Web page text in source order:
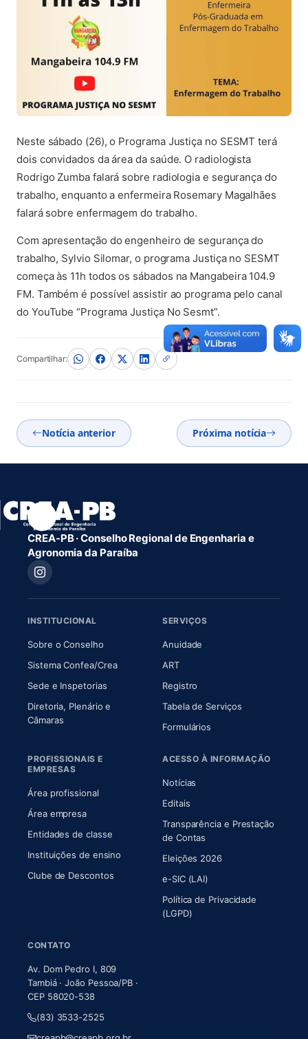
Neste sábado (26), o Programa Justiça no SESMT terá
dois convidados da área da saúde. O radiologista
Rodrigo Zumba falará sobre radiologia e segurança do
trabalho, enquanto a enfermeira Rosemary Magalhães
falará sobre enfermagem do trabalho.
Com apresentação do engenheiro de segurança do
trabalho, Sylvio Silomar, o programa Justiça no SESMT
começa às 11h todos os sábados na Mangabeira 104.9
FM. Também é possível assistir ao programa pelo canal
do YouTube “Programa Justiça No Sesmt”.
Compartilhar:
Notícia anterior Próxima notícia
CREA-PB · Conselho Regional de Engenharia e
Agronomia da Paraíba
INSTITUCIONAL
Sobre o Conselho(abre em nova aba)
Sistema Confea/Crea(abre em nova aba)
Sede e Inspetorias
Diretoria, Plenário e
Câmaras(abre em nova aba)
SERVIÇOS
Anuidade
ART(abre em nova aba)
Registro
Tabela de Serviços
Formulários
PROFISSIONAIS E
EMPRESAS
Área profissional
Área empresa
Entidades de classe
Instituições de ensino
Clube de Descontos
ACESSO À INFORMAÇÃO
Notícias
Editais
Transparência e Prestação
de Contas
Eleições 2026
e-SIC (LAI)
Política de Privacidade
(LGPD)
CONTATO
Av. Dom Pedro I, 809
Tambiá · João Pessoa/PB ·
CEP 58020-538
(83) 3533-2525